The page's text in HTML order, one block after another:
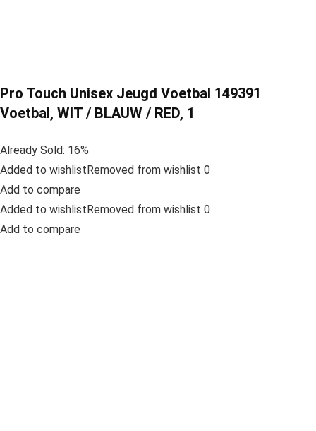
Pro Touch Unisex Jeugd Voetbal 149391
Voetbal, WIT / BLAUW / RED, 1
Already Sold: 16%
Added to wishlistRemoved from wishlist 0
Add to compare
Added to wishlistRemoved from wishlist 0
Add to compare